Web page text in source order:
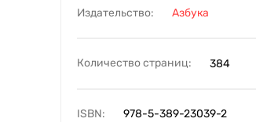
Издательство: Азбука
Количество страниц: 384
ISBN: 978-5-389-23039-2